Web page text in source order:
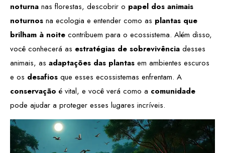
noturna nas florestas, descobrir o papel dos animais
noturnos na ecologia e entender como as plantas que
brilham à noite contribuem para o ecossistema. Além disso,
você conhecerá as estratégias de sobrevivência desses
animais, as adaptações das plantas em ambientes escuros
e os desafios que esses ecossistemas enfrentam. A
conservação é vital, e você verá como a comunidade
pode ajudar a proteger esses lugares incríveis.